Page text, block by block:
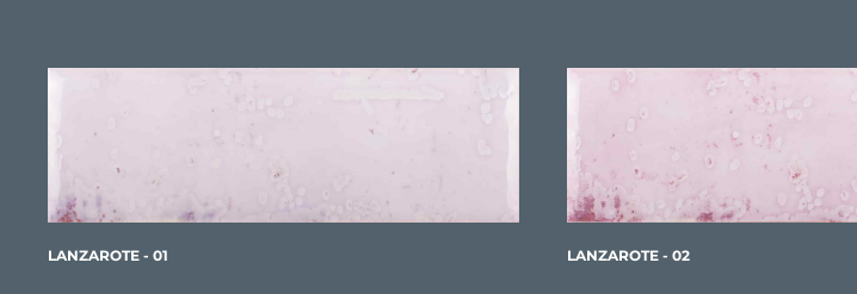
LANZAROTE - 01 LANZAROTE - 02